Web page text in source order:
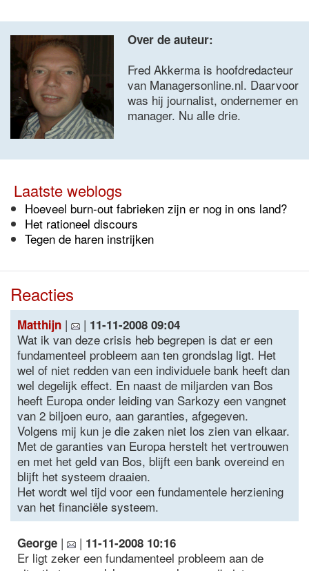
Over de auteur:
Fred Akkerma is hoofdredacteur
van Managersonline.nl. Daarvoor
was hij journalist, ondernemer en
manager. Nu alle drie.
Laatste weblogs
Hoeveel burn-out fabrieken zijn er nog in ons land?
Het rationeel discours
Tegen de haren instrijken
Reacties
Matthijn | | 11-11-2008 09:04
Wat ik van deze crisis heb begrepen is dat er een
fundamenteel probleem aan ten grondslag ligt. Het
wel of niet redden van een individuele bank heeft dan
wel degelijk effect. En naast de miljarden van Bos
heeft Europa onder leiding van Sarkozy een vangnet
van 2 biljoen euro, aan garanties, afgegeven.
Volgens mij kun je die zaken niet los zien van elkaar.
Met de garanties van Europa herstelt het vertrouwen
en met het geld van Bos, blijft een bank overeind en
blijft het systeem draaien.
Het wordt wel tijd voor een fundamentele herziening
van het financiële systeem.
George | | 11-11-2008 10:16
Er ligt zeker een fundamenteel probleem aan de